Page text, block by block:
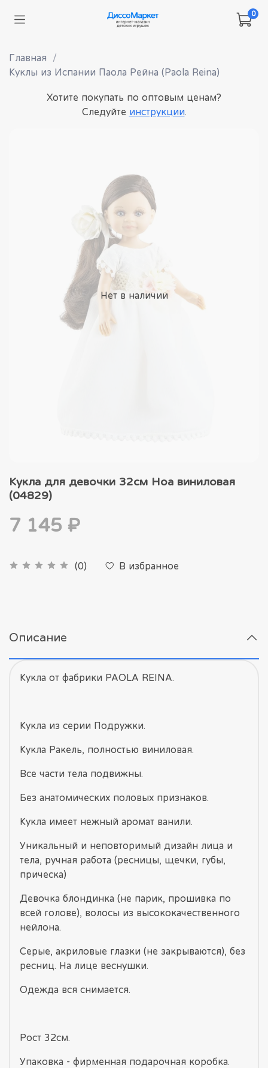
0
Главная
Куклы из Испании Паола Рейна (Paola Reina)
Хотите покупать по оптовым ценам?
Следуйте инструкции.
Нет в наличии
Кукла для девочки 32см Ноа виниловая
(04829)
(0) В избранное
7 145 ₽
Описание
Кукла от фабрики PAOLA REINA.
Кукла из серии Подружки.
Кукла Ракель, полностью виниловая.
Все части тела подвижны.
Без анатомических половых признаков.
Кукла имеет нежный аромат ванили.
Уникальный и неповторимый дизайн лица и
тела, ручная работа (ресницы, щечки, губы,
прическа)
Девочка блондинка (не парик, прошивка по
всей голове), волосы из высококачественного
нейлона.
Серые, акриловые глазки (не закрываются), без
ресниц. На лице веснушки.
Одежда вся снимается.
Рост 32см.
Упаковка - фирменная подарочная коробка.